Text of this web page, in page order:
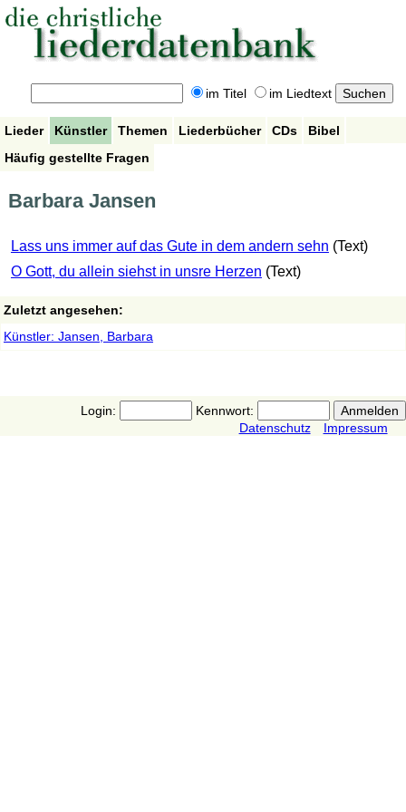
im Titel im Liedtext
Lieder Künstler Themen Liederbücher CDs
Bibel
Häufig gestellte Fragen
Barbara Jansen
Lass uns immer auf das Gute in dem andern sehn (Text)
O Gott, du allein siehst in unsre Herzen (Text)
Zuletzt angesehen:
Künstler: Jansen, Barbara
Login:
Kennwort:
Datenschutz
Impressum